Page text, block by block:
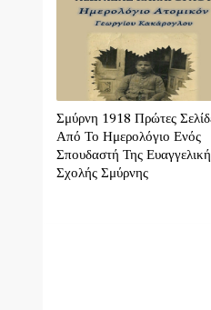
Σμύρνη 1918 Πρώτες
Από Το Ημερολόγιο Ενός
Σπουδαστή Της
Σχολής Σμύρνης